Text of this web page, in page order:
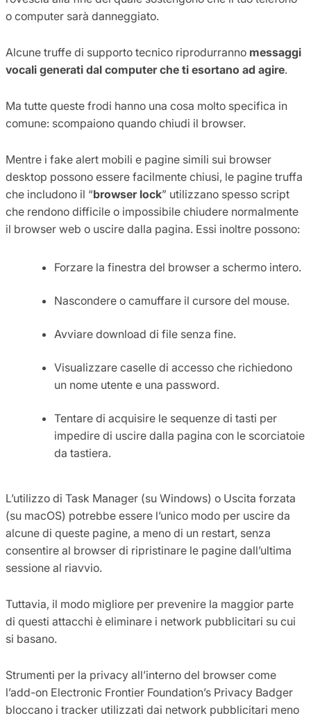
o computer sarà danneggiato.
Alcune truffe di supporto tecnico riprodurranno messaggi
vocali generati dal computer che ti esortano ad agire.
Ma tutte queste frodi hanno una cosa molto specifica in
comune: scompaiono quando chiudi il browser.
Mentre i fake alert mobili e pagine simili sui browser
desktop possono essere facilmente chiusi, le pagine truffa
che includono il “browser lock” utilizzano spesso script
che rendono difficile o impossibile chiudere normalmente
il browser web o uscire dalla pagina. Essi inoltre possono:
Forzare la finestra del browser a schermo intero.
Nascondere o camuffare il cursore del mouse.
Avviare download di file senza fine.
Visualizzare caselle di accesso che richiedono
un nome utente e una password.
Tentare di acquisire le sequenze di tasti per
impedire di uscire dalla pagina con le scorciatoie
da tastiera.
L’utilizzo di Task Manager (su Windows) o Uscita forzata
(su macOS) potrebbe essere l’unico modo per uscire da
alcune di queste pagine, a meno di un restart, senza
consentire al browser di ripristinare le pagine dall’ultima
sessione al riavvio.
Tuttavia, il modo migliore per prevenire la maggior parte
di questi attacchi è eliminare i network pubblicitari su cui
si basano.
Strumenti per la privacy all’interno del browser come
l’add-on Electronic Frontier Foundation’s Privacy Badger
bloccano i tracker utilizzati dai network pubblicitari meno